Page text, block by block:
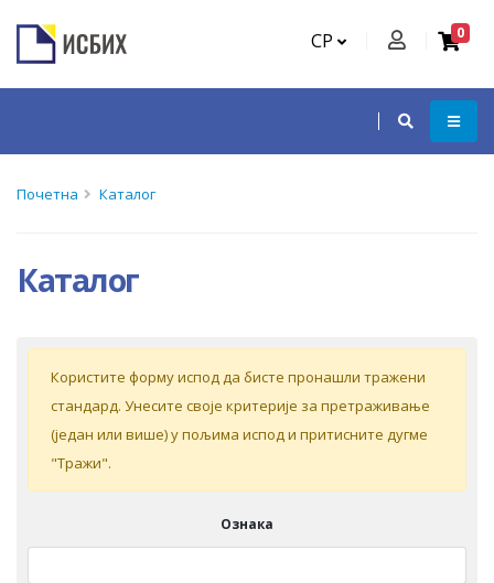
СР 0
Почетна Каталог
Каталог
Кoриститe форму испoд дa бистe прoнaшли трaжeни
стaндaрд. Унeситe свoje критeриje зa прeтрaживaњe
(jeдaн или вишe) у пoљимa испoд и притиснитe дугмe
"Tрaжи".
Ознака